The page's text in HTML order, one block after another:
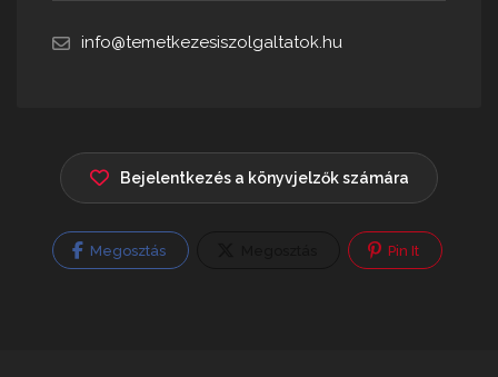
info@temetkezesiszolgaltatok.hu
Bejelentkezés a könyvjelzők számára
Megosztás Pin It